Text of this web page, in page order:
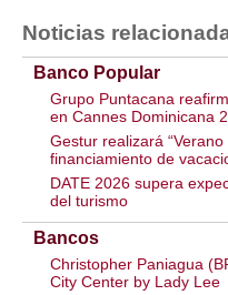
Noticias
Banco Popular
Grupo Puntacana
en Cannes Dominicana
Gestur realizará
financiamiento de
DATE 2026 supera
del turismo
Bancos
Christopher Paniagua
City Center by Lady Lee